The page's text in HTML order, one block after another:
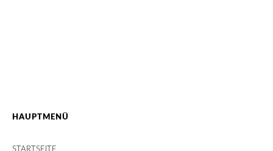
HAUPTMENÜ
STARTSEITE